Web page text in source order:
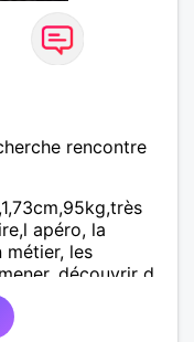
rencontre
apéro, la
métier, les
découvrir d